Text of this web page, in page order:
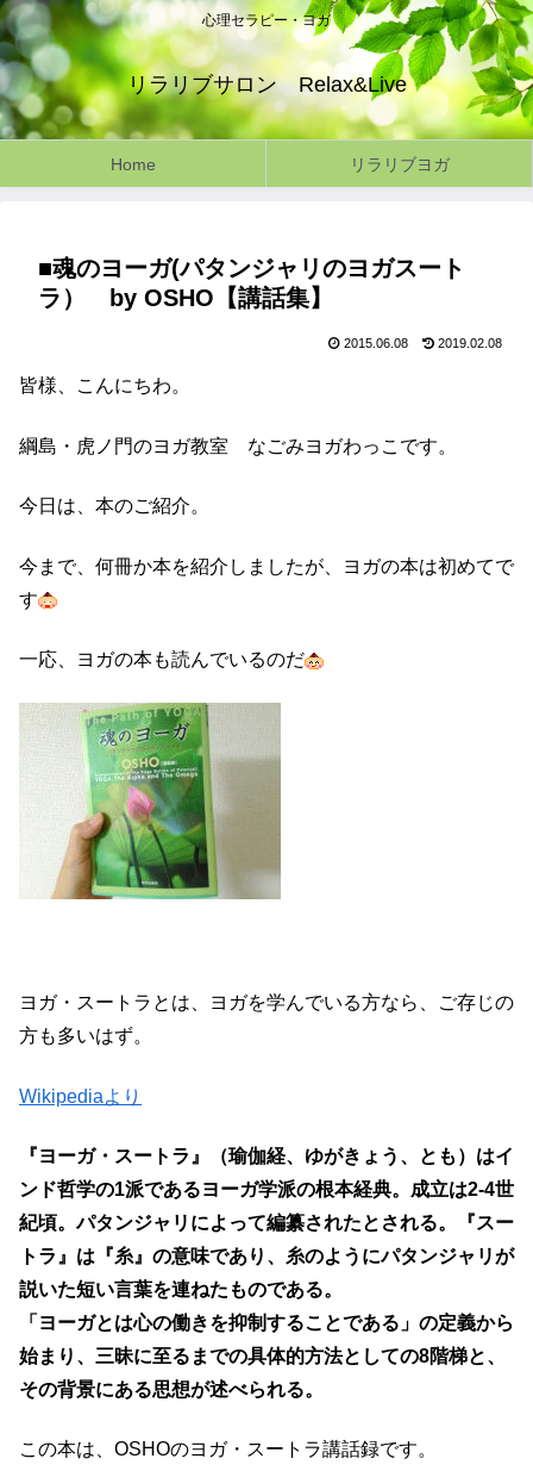
心理セラピー・ヨガ
リラリブサロン Relax&Live
Home リラリブヨガ
■魂のヨーガ(パタンジャリのヨガスート
ラ） by OSHO【講話集】
2015.06.08 2019.02.08
皆様、こんにちわ。
綱島・虎ノ門のヨガ教室 なごみヨガわっこです。
今日は、本のご紹介。
今まで、何冊か本を紹介しましたが、ヨガの本は初めてで
す
一応、ヨガの本も読んでいるのだ
ヨガ・スートラとは、ヨガを学んでいる方なら、ご存じの
方も多いはず。
Wikipediaより
『ヨーガ・スートラ』（瑜伽経、ゆがきょう、とも）はイ
ンド哲学の1派であるヨーガ学派の根本経典。成立は2-4世
紀頃。パタンジャリによって編纂されたとされる。『スー
トラ』は『糸』の意味であり、糸のようにパタンジャリが
説いた短い言葉を連ねたものである。
「ヨーガとは心の働きを抑制することである」の定義から
始まり、三昧に至るまでの具体的方法としての8階梯と、
その背景にある思想が述べられる。
この本は、OSHOのヨガ・スートラ講話録です。